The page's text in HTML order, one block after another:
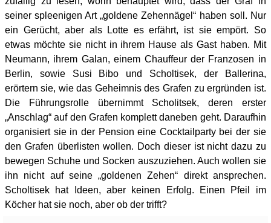
seiner spleenigen Art „goldene Zehennägel“ haben soll. Nur
ein Gerücht, aber als Lotte es erfährt, ist sie empört. So
etwas möchte sie nicht in ihrem Hause als Gast haben. Mit
Neumann, ihrem Galan, einem Chauffeur der Franzosen in
Berlin, sowie Susi Bibo und Scholtisek, der Ballerina,
erörtern sie, wie das Geheimnis des Grafen zu ergründen ist.
Die Führungsrolle übernimmt Scholitsek, deren erster
„Anschlag“ auf den Grafen komplett daneben geht. Daraufhin
organisiert sie in der Pension eine Cocktailparty bei der sie
den Grafen überlisten wollen. Doch dieser ist nicht dazu zu
bewegen Schuhe und Socken auszuziehen. Auch wollen sie
ihn nicht auf seine „goldenen Zehen“ direkt ansprechen.
Scholtisek hat Ideen, aber keinen Erfolg. Einen Pfeil im
Köcher hat sie noch, aber ob der trifft?